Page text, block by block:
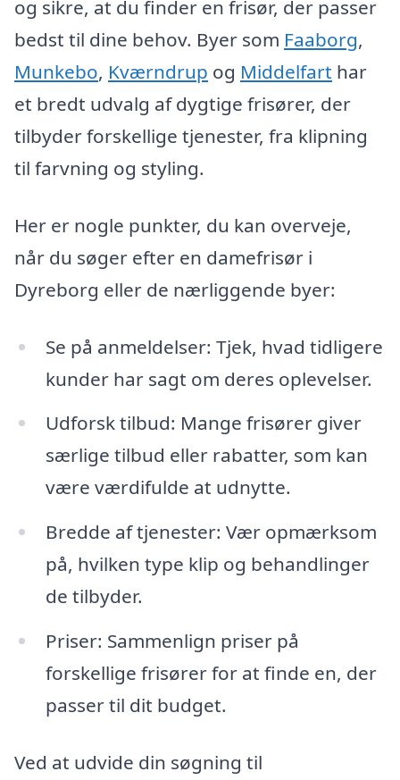
og sikre, at du finder en frisør, der passer
bedst til dine behov. Byer som Faaborg,
Munkebo, Kværndrup og Middelfart har
et bredt udvalg af dygtige frisører, der
tilbyder forskellige tjenester, fra klipning
til farvning og styling.
Her er nogle punkter, du kan overveje,
når du søger efter en damefrisør i
Dyreborg eller de nærliggende byer:
Se på anmeldelser: Tjek, hvad tidligere
kunder har sagt om deres oplevelser.
Udforsk tilbud: Mange frisører giver
særlige tilbud eller rabatter, som kan
være værdifulde at udnytte.
Bredde af tjenester: Vær opmærksom
på, hvilken type klip og behandlinger
de tilbyder.
Priser: Sammenlign priser på
forskellige frisører for at finde en, der
passer til dit budget.
Ved at udvide din søgning til